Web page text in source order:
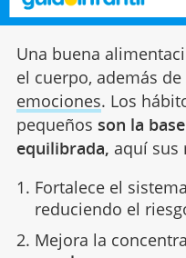
Una buena
el cuerpo, además
emociones. Los
pequeños son la
equilibrada, aquí sus
Fortalece el
reduciendo el
Mejora la